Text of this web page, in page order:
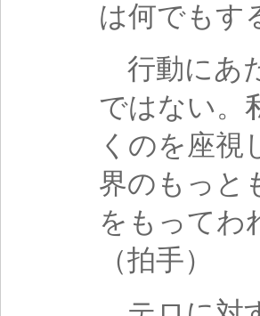
は何でもす
行動にあ
ではない。
くのを座視
界のもっと
をもってわ
（拍手）